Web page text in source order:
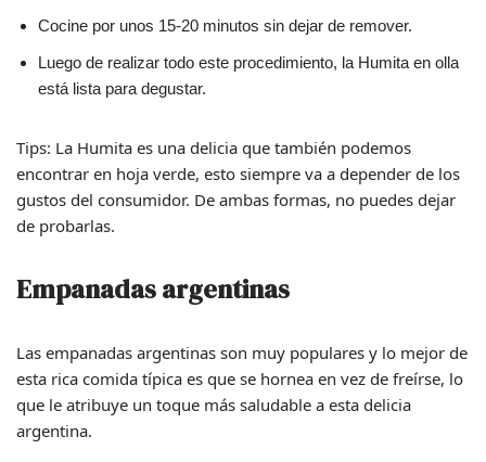
Cocine por unos 15-20 minutos sin dejar de remover.
Luego de realizar todo este procedimiento, la Humita en olla
está lista para degustar.
Tips: La Humita es una delicia que también podemos
encontrar en hoja verde, esto siempre va a depender de los
gustos del consumidor. De ambas formas, no puedes dejar
de probarlas.
Empanadas argentinas
Las empanadas argentinas son muy populares y lo mejor de
esta rica comida típica es que se hornea en vez de freírse, lo
que le atribuye un toque más saludable a esta delicia
argentina.